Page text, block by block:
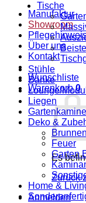
Manufaktur
Showroom
Über uns
Kontakt
Wunschliste
Warenkorb0
Es
Zurück
Anmelden
Tische
Stühle
Bänke
Lounge/
Liegen
Gartenkamine
Deko &
Brunnen
Feuer
Garten
Home &